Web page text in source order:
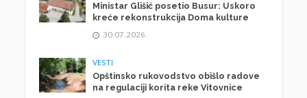
Ministar Glišić posetio Busur: Uskoro
kreće rekonstrukcija Doma kulture
30.07.2026.
VESTI
Opštinsko rukovodstvo obišlo radove
na regulaciji korita reke Vitovnice